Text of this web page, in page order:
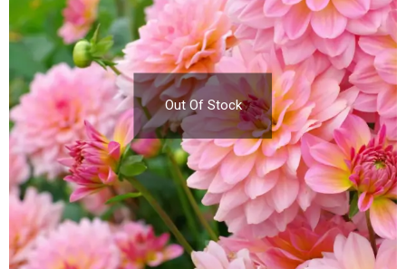
Out Of Stock